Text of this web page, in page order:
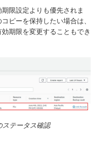
限設定よりも優先されま
ピーを保持したい場合は、
期限を変更することもでき
ステータス確認